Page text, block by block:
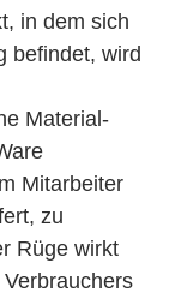
in dem sich
befindet, wird
Material-
Mitarbeiter
zu
Rüge wirkt